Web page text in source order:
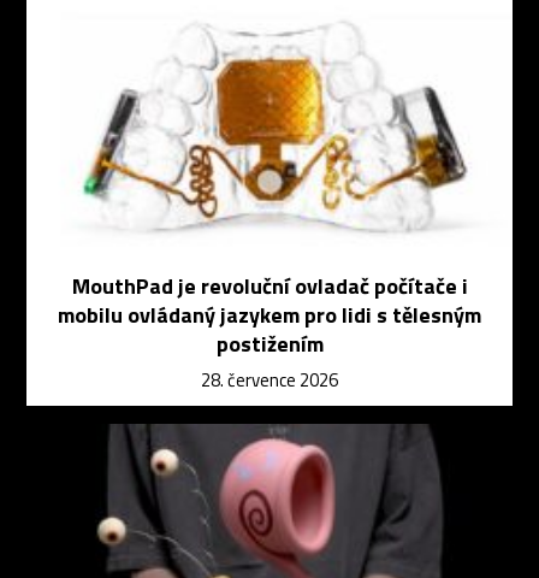
MouthPad je revoluční ovladač počítače i
mobilu ovládaný jazykem pro lidi s tělesným
postižením
28. července 2026